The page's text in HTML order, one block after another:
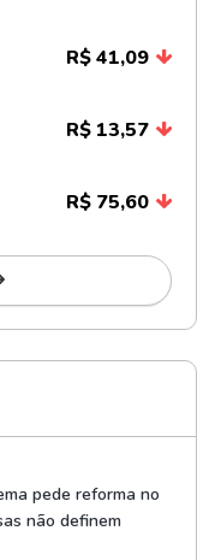
R$ 41,09
R$ 13,57
R$ 75,60
pede reforma no
não definem